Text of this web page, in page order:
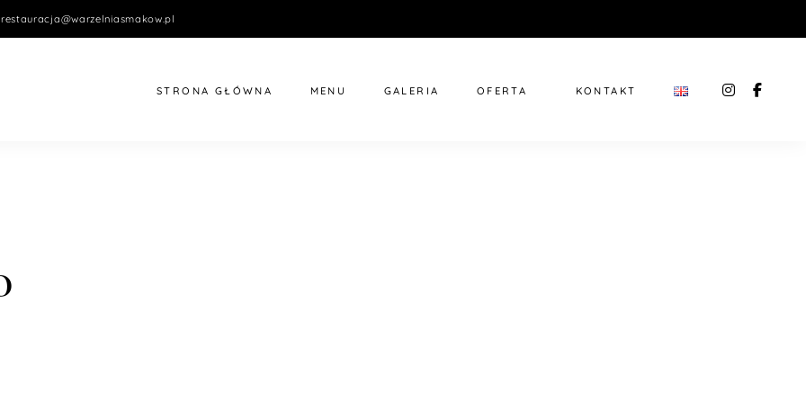
restauracja@warzelniasmakow.pl
STRONA GŁÓWNA MENU GALERIA OFERTA KONTAKT